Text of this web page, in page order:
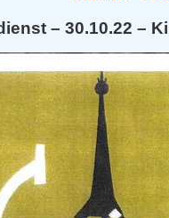
– 30.10.22 –